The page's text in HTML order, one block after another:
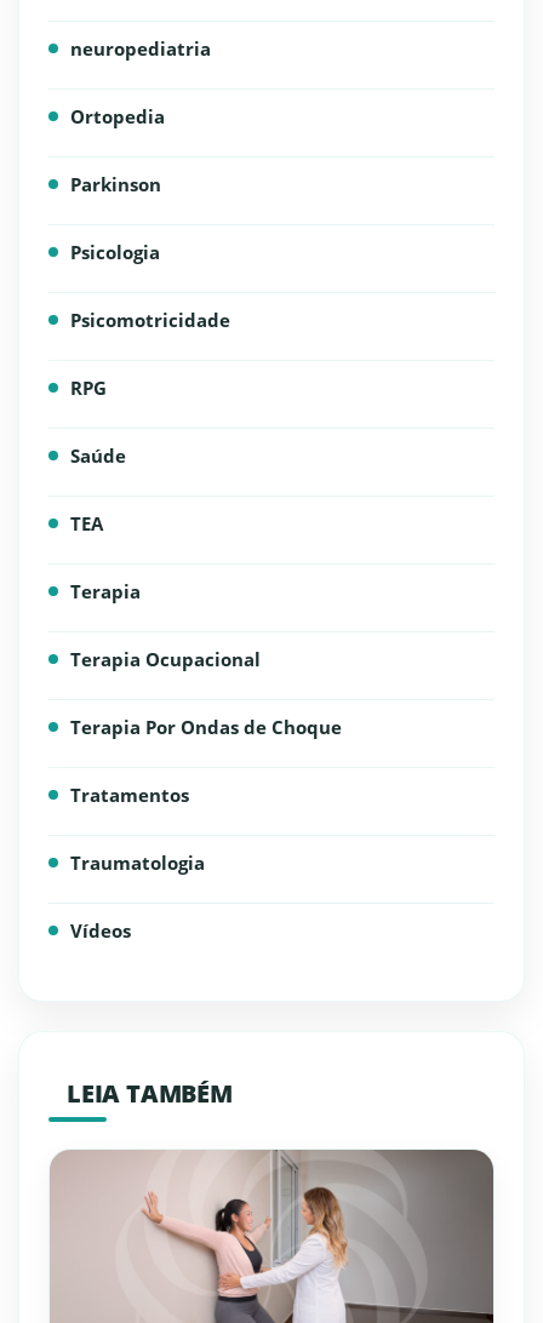
neuropediatria
Ortopedia
Parkinson
Psicologia
Psicomotricidade
RPG
Saúde
TEA
Terapia
Terapia Ocupacional
Terapia Por Ondas de Choque
Tratamentos
Traumatologia
Vídeos
LEIA TAMBÉM